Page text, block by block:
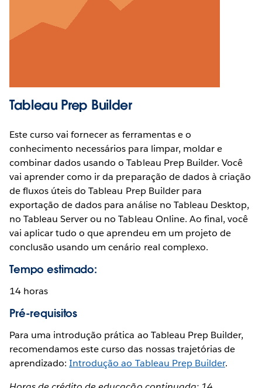
Tableau Prep Builder
Este curso vai fornecer as ferramentas e o
conhecimento necessários para limpar, moldar e
combinar dados usando o Tableau Prep Builder. Você
vai aprender como ir da preparação de dados à criação
de fluxos úteis do Tableau Prep Builder para
exportação de dados para análise no Tableau Desktop,
no Tableau Server ou no Tableau Online. Ao final, você
vai aplicar tudo o que aprendeu em um projeto de
conclusão usando um cenário real complexo.
Tempo estimado:
14 horas
Pré-requisitos
Para uma introdução prática ao Tableau Prep Builder,
recomendamos este curso das nossas trajetórias de
aprendizado:Introdução ao Tableau Prep Builder.